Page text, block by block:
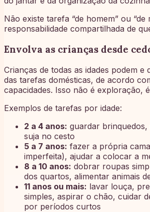
Não existe tarefa “de homem” ou “de
responsabilidade compartilhada de
Envolva as crianças desde
Crianças de todas as idades podem e
das tarefas domésticas, de acordo
capacidades. Isso não é exploração,
Exemplos de tarefas por idade:
2 a 4 anos: guardar
suja no cesto
5 a 7 anos: fazer a própria
imperfeita), ajudar a colocar a
8 a 10 anos: dobrar roupas
dos quartos, alimentar animais
11 anos ou mais: lavar louça,
simples, aspirar o chão, cuidar
por períodos curtos